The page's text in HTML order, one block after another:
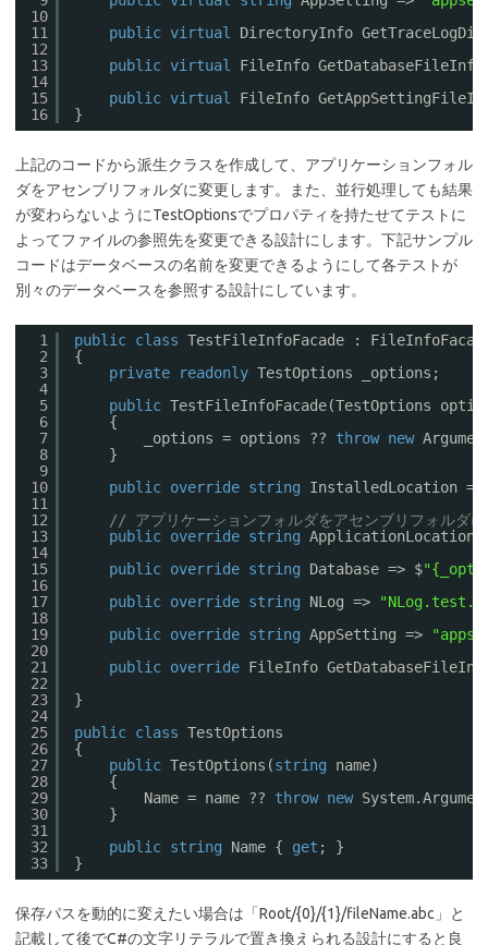
10
11
12
13
14
15
16
public virtual
DirectoryInfo
public virtual
FileInfo
public virtual
FileInfo
}
上記のコードから派生クラスを作成して、アプリケーションフォル
ダをアセンブリフォルダに変更します。また、並行処理しても結果
が変わらないようにTestOptionsでプロパティを持たせてテストに
よってファイルの参照先を変更できる設計にします。下記サンプル
コードはデータベースの名前を変更できるようにして各テストが
別々のデータベースを参照する設計にしています。
1
2
3
4
5
6
7
8
9
10
11
12
13
14
15
16
17
18
19
20
21
22
23
24
25
26
27
28
29
30
31
32
33
public class TestFileInfoFacade :
{
private
readonly TestOptions _options;
public TestFileInfoFacade(TestOptions
{
_options = options ?? throw new
}
public override string
InstalledLocation
// アプリケーションフォルダをアセンブリフォルダ
public override string ApplicationLocation
public override string Database => $
public override string NLog =>
public override string AppSetting =>
public override FileInfo
}
public class TestOptions
{
public TestOptions(string
name)
{
Name = name ?? throw new
}
public string Name { get ; }
}
保存パスを動的に変えたい場合は「Root/{0}/{1}/fileName.abc」と
記載して後でC#の文字リテラルで置き換えられる設計にすると良